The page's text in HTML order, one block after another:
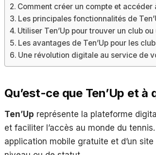
Comment créer un compte et accéder
Les principales fonctionnalités de
Utiliser Ten’Up pour trouver un club
Les avantages de Ten’Up pour les
Une révolution digitale au service de
Qu’est-ce que Ten’Up et
Ten’Up représente la plateforme
et faciliter l’accès au monde du
application mobile gratuite et d’un